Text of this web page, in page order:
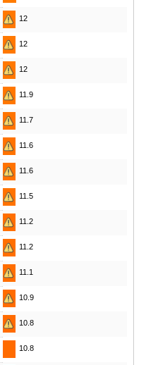
12
12
12
11.9
11.7
11.6
11.6
11.5
11.2
11.2
11.1
10.9
10.8
10.8